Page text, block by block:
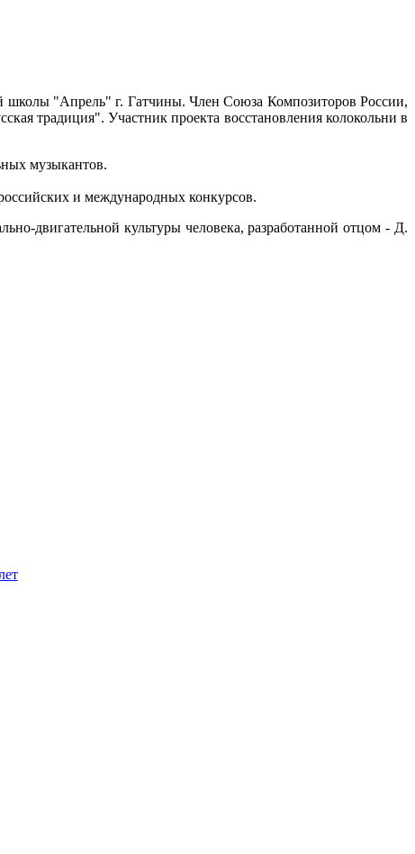
"Апрель" г. Гатчины. Член Союза Композиторов России,
традиция". Участник проекта восстановления колокольни в
музыкантов.
и международных конкурсов.
двигательной культуры человека, разработанной отцом - Д.